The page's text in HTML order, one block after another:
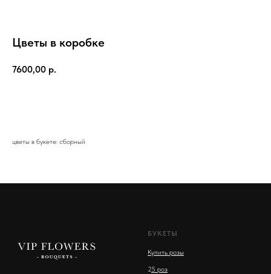
Цветы в коробке
7600,00 р.
цветы в букете: сборный
БУКЕТЫ
Купить розы
25 роз